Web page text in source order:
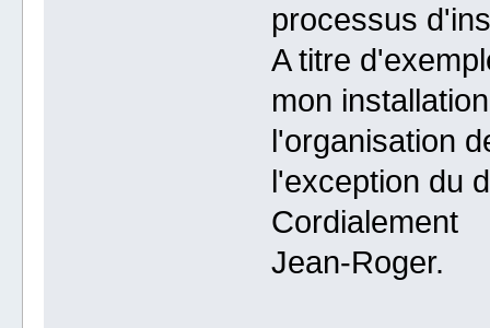
processus
A titre
mon
l'organisation
l'exception du
Cordialement
Jean-Roger.